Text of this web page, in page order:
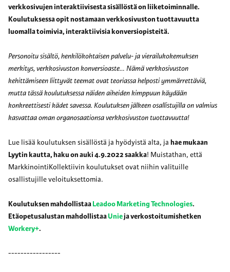
verkkosivujen interaktiivisesta sisällöstä on liiketoiminnalle.
Koulutuksessa opit nostamaan verkkosivuston tuottavuutta
luomalla toimivia, interaktiivisia konversiopisteitä.
Personoitu sisältö, henkilökohtaisen palvelu- ja vierailukokemuksen
merkitys, verkkosivuston konversioaste… Nämä verkkosivuston
kehittämiseen liittyvät teemat ovat teoriassa helposti ymmärrettäviä,
mutta tässä koulutuksessa näiden aiheiden kimppuun käydään
konkreettisesti kädet savessa. Koulutuksen jälkeen osallistujilla on valmius
kasvattaa oman organosaationsa verkkosivuston tuottavuutta!
Lue lisää koulutuksen sisällöstä ja hyödyistä alta, ja hae mukaan
Lyytin kautta, haku on auki 4.9.2022 saakka! Muistathan, että
MarkkinointiKollektiivin koulutukset ovat niihin valituille
osallistujille veloituksettomia.
Koulutuksen mahdollistaaLeadoo Marketing Technologies.
Etäopetusalustan mahdollistaaUnieja verkostoitumishetken
Workery+.
-----------------